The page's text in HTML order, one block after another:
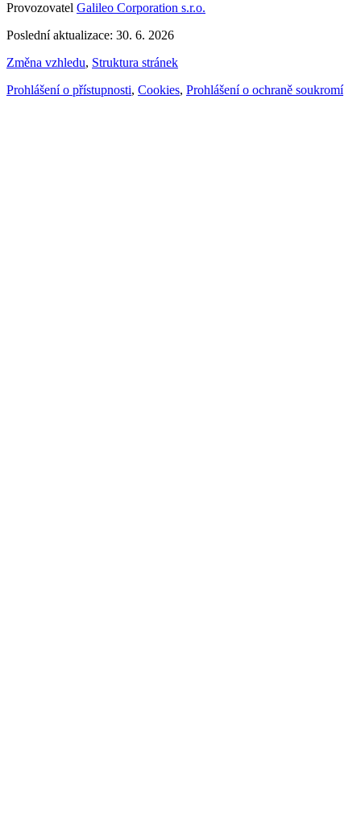
Provozovatel Galileo Corporation s.r.o.
Poslední aktualizace: 30. 6. 2026
Změna vzhledu, Struktura stránek
Prohlášení o přístupnosti, Cookies, Prohlášení o ochraně soukromí